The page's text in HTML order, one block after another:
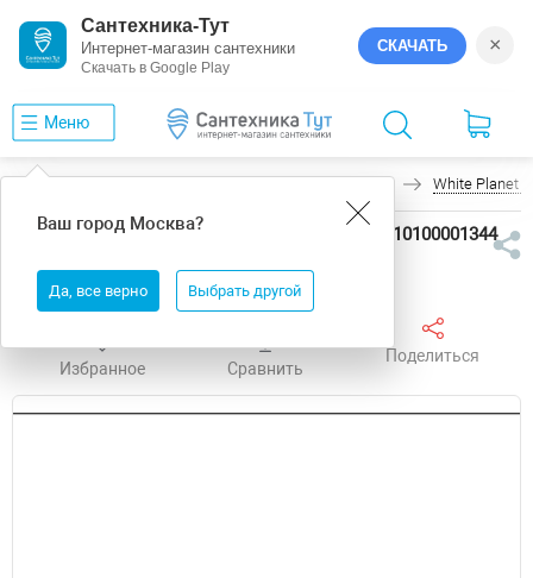
Сантехника-Тут
Интернет-магазин сантехники
Скачать в Google Play
СКАЧАТЬ ×
Меню
Ваш город Москва?
Да, все верно Выбрать другой
White Planet
Керамическая плитка GlobalTile White Planet 10100001344
Избранное Сравнить
Поделиться